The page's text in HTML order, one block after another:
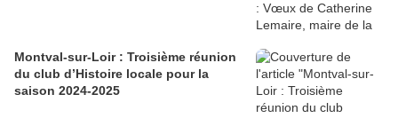
Montval-sur-Loir : Troisième réunion
du club d’Histoire locale pour la
saison 2024-2025